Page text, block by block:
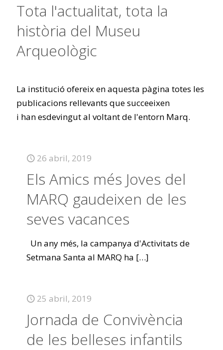
Tota l'actualitat, tota la
història del Museu
Arqueològic
La institució ofereix en aquesta pàgina totes les
publicacions rellevants que succeeixen
i han esdevingut al voltant de l'entorn Marq.
26 abril, 2019
Els Amics més Joves del
MARQ gaudeixen de les
seves vacances
Un any més, la campanya d'Activitats de
Setmana Santa al MARQ ha […]
25 abril, 2019
Jornada de Convivència
de les belleses infantils